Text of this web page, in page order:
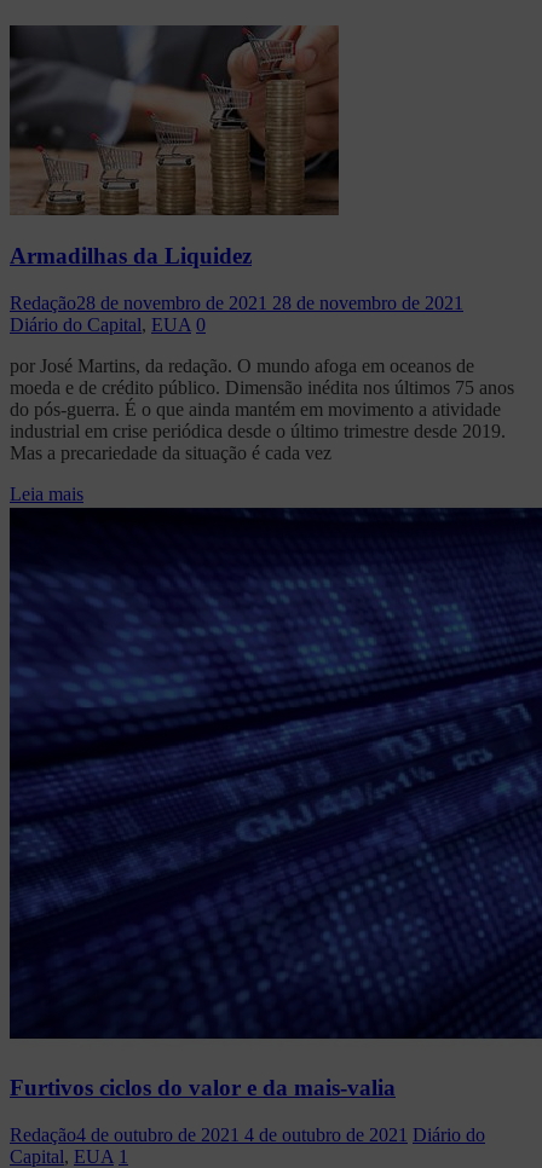
Armadilhas da Liquidez
Redação28 de novembro de 2021 28 de novembro de 2021
Diário do Capital, EUA 0
por José Martins, da redação. O mundo afoga em oceanos de
moeda e de crédito público. Dimensão inédita nos últimos 75 anos
do pós-guerra. É o que ainda mantém em movimento a atividade
industrial em crise periódica desde o último trimestre desde 2019.
Mas a precariedade da situação é cada vez
Leia mais
Furtivos ciclos do valor e da mais-valia
Redação4 de outubro de 2021 4 de outubro de 2021 Diário do
Capital, EUA 1